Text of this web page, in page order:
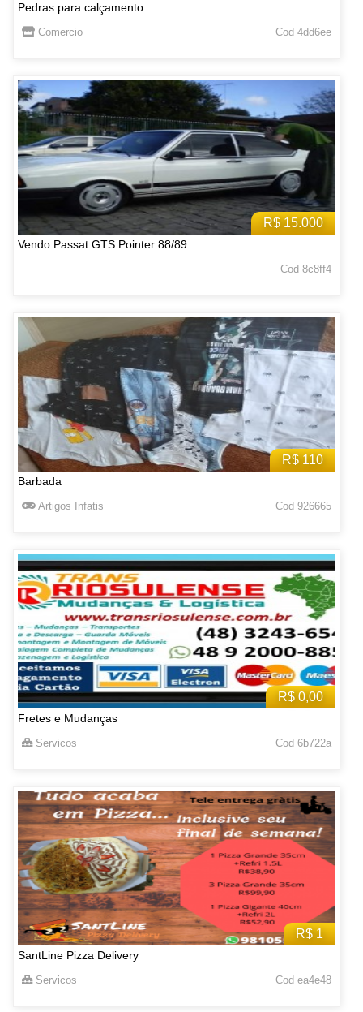
Pedras para calçamento
Comercio Cod 4dd6ee
R$ 15.000
Vendo Passat GTS Pointer 88/89
Cod 8c8ff4
R$ 110
Barbada
Artigos Infatis Cod 926665
R$ 0,00
Fretes e Mudanças
Servicos Cod 6b722a
R$ 1
SantLine Pizza Delivery
Servicos Cod ea4e48